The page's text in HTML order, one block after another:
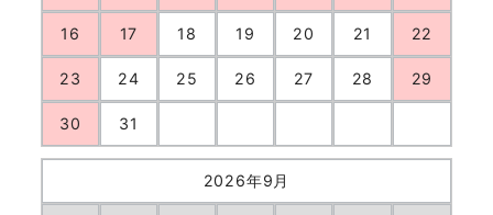
16 17 18 19 20 21 22
23 24 25 26 27 28 29
30 31
2026年9月